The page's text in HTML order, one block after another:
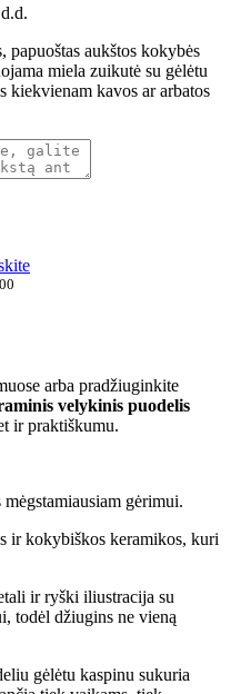
papuoštas aukštos kokybės
miela zuikutė su gėlėtu
kiekvienam kavos ar arbatos
00
arba pradžiuginkite
velykinis puodelis
ir praktiškumu.
gėrimui.
ir kokybiškos keramikos, kuri
ir ryški iliustracija su
todėl džiugins ne vieną
gėlėtu kaspinu sukuria